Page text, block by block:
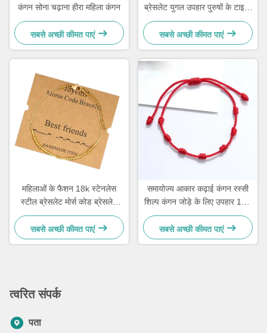
कंगन सोना चढ़ाना हीरा महिला कंगन
सबसे अच्छी कीमत पाएं
ब्रेसलेट युगल उपहार पुरुषों के टाइगर
आई स्टोन मनके कंगन
सबसे अच्छी कीमत पाएं
महिलाओं के फैशन 18k स्टेनलेस
स्टील ब्रेसलेट मोर्स कोड ब्रेसलेट
21.5 सेमी
सबसे अच्छी कीमत पाएं
समायोज्य आकार कढ़ाई कंगन रस्सी
शिल्प कंगन जोड़े के लिए उपहार 15 -
30 सेमी
सबसे अच्छी कीमत पाएं
त्वरित संपर्क
पता